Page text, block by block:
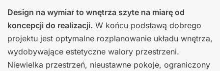
Design na wymiar to wnętrza szyte na miarę od
koncepcji do realizacji. W końcu podstawą dobrego
projektu jest optymalne rozplanowanie układu wnętrza,
wydobywające estetyczne walory przestrzeni.
Niewielka przestrzeń, nieustawne pokoje, ograniczony